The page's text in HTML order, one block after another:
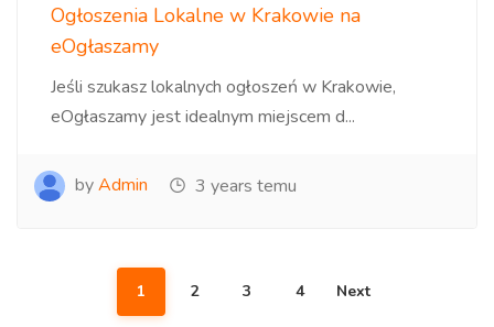
Ogłoszenia Lokalne w Krakowie na
eOgłaszamy
Jeśli szukasz lokalnych ogłoszeń w Krakowie,
eOgłaszamy jest idealnym miejscem d...
byAdmin 3 years temu
1 2 3 4 Next